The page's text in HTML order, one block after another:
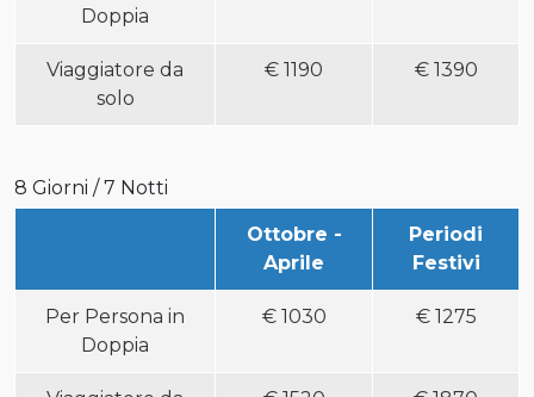
Doppia
Viaggiatore da
solo
€ 1190 € 1390
8 Giorni / 7 Notti
Ottobre -
Aprile
Periodi
Festivi
Per Persona in
Doppia
€ 1030 € 1275